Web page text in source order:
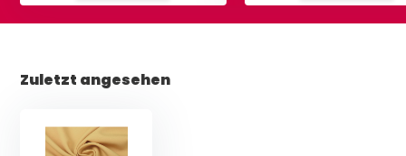
Zuletzt angesehen